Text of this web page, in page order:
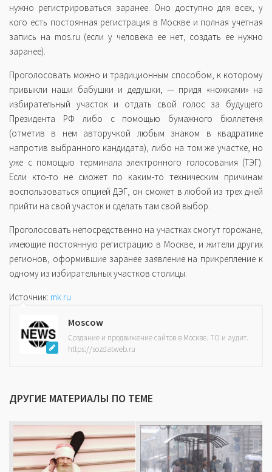
нужно регистрироваться заранее. Оно доступно для всех, у
кого есть постоянная регистрация в Москве и полная учетная
запись на mos.ru (если у человека ее нет, создать ее нужно
заранее).
Проголосовать можно и традиционным способом, к которому
привыкли наши бабушки и дедушки, — придя «ножками» на
избирательный участок и отдать свой голос за будущего
Президента РФ либо с помощью бумажного бюллетеня
(отметив в нем авторучкой любым знаком в квадратике
напротив выбранного кандидата), либо на том же участке, но
уже с помощью терминала электронного голосования (ТЭГ).
Если кто-то не сможет по каким-то техническим причинам
воспользоваться опцией ДЭГ, он сможет в любой из трех дней
прийти на свой участок и сделать там свой выбор.
Проголосовать непосредственно на участках смогут горожане,
имеющие постоянную регистрацию в Москве, и жители других
регионов, оформившие заранее заявление на прикрепление к
одному из избирательных участков столицы.
Источник: mk.ru
Moscow
Создание и продвижение сайтов в Москве. ТО и аудит.
https://sozdatweb.ru
ДРУГИЕ МАТЕРИАЛЫ ПО ТЕМЕ